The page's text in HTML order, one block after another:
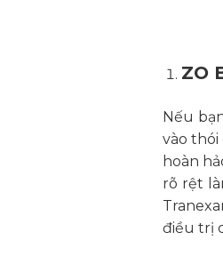
ZO
Nếu
vào
hoàn
rõ rệt
điều trị